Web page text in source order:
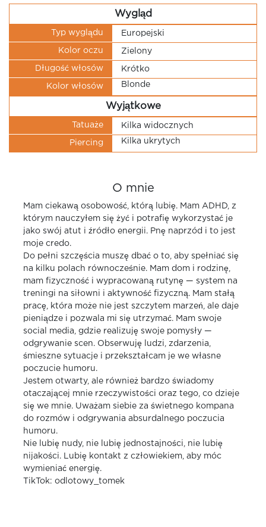
Wygląd
Typ wyglądu Europejski
Kolor oczu Zielony
Długość włosów Krótko
Kolor włosów Blonde
Wyjątkowe
Tatuaże Kilka widocznych
Piercing Kilka ukrytych
O mnie
Mam ciekawą osobowość, którą lubię. Mam ADHD, z
którym nauczyłem się żyć i potrafię wykorzystać je
jako swój atut i źródło energii. Pnę naprzód i to jest
moje credo.
Do pełni szczęścia muszę dbać o to, aby spełniać się
na kilku polach równocześnie. Mam dom i rodzinę,
mam fizyczność i wypracowaną rutynę — system na
treningi na siłowni i aktywność fizyczną. Mam stałą
pracę, która może nie jest szczytem marzeń, ale daje
pieniądze i pozwala mi się utrzymać. Mam swoje
social media, gdzie realizuję swoje pomysły —
odgrywanie scen. Obserwuję ludzi, zdarzenia,
śmieszne sytuacje i przekształcam je we własne
poczucie humoru.
Jestem otwarty, ale również bardzo świadomy
otaczającej mnie rzeczywistości oraz tego, co dzieje
się we mnie. Uważam siebie za świetnego kompana
do rozmów i odgrywania absurdalnego poczucia
humoru.
Nie lubię nudy, nie lubię jednostajności, nie lubię
nijakości. Lubię kontakt z człowiekiem, aby móc
wymieniać energię.
TikTok: odlotowy_tomek